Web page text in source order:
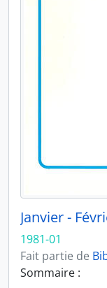
Janvier -
1981-01
Fait partie de
Sommaire :